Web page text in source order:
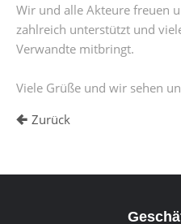
Wir und alle Akteure freuen
zahlreich unterstützt und
Verwandte mitbringt.
Viele Grüße und wir sehen
Zurück